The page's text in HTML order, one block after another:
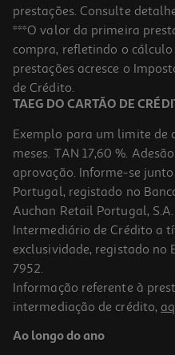
prestações. Consulte
***O valor da primeira
compra, refletindo o
prestações acresce o
de Crédito.
TAEG DO CARTÃO DE
Exemplo para um limite de
meses. TAN 17,60 %.
aprovação. Informe-se
Portugal, registado no
Auchan Retail Portugal,
Intermediário de Crédito a
exclusividade, registado no
7952.
Informação referente à
intermediação de crédito,
Ao longo do ano